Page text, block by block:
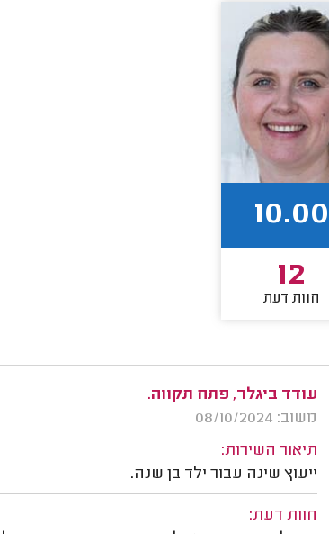
10.00
12
חוות דעת
עודד ביגלר, פתח תקווה.
משוב: 08/10/2024
תיאור השירות:
ייעוץ שינה עבור ילד בן שנה.
חוות דעת: